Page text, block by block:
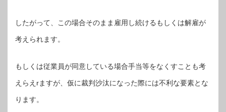
したがって、この場合そのまま雇用し続けるもしくは解雇が
考えられます。
もしくは従業員が同意している場合手当等をなくすことも考
えらえrますが、仮に裁判沙汰になった際には不利な要素とな
ります。